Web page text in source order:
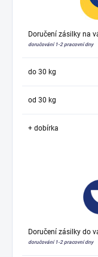
Doručení zásilky na
doručování 1-2 pracovní dny
do 30 kg
od 30 kg
+ dobírka
Doručení zásilky do
doručování 1-2 pracovní dny